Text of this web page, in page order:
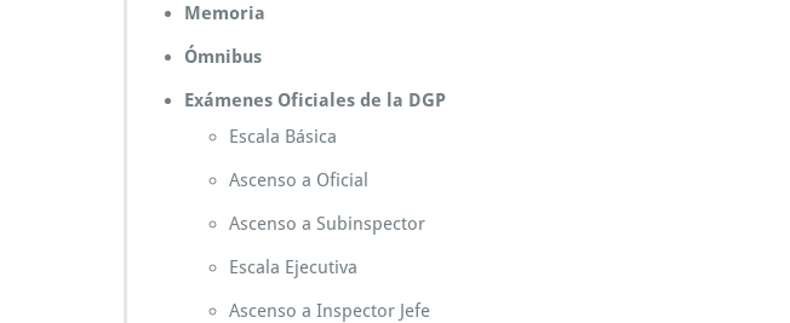
Memoria
Ómnibus
Exámenes Oficiales de la DGP
Escala Básica
Ascenso a Oficial
Ascenso a Subinspector
Escala Ejecutiva
Ascenso a Inspector Jefe